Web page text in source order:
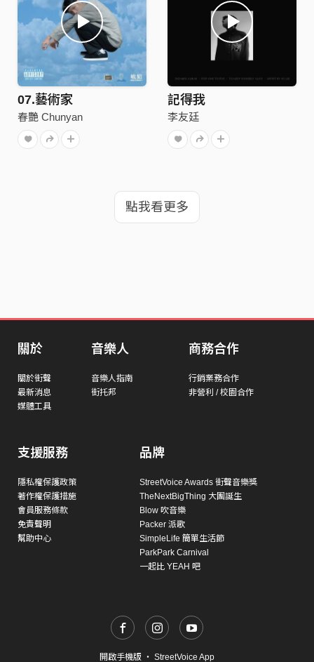
07.藝術家
春艷 Chunyan
記得我
李友廷
點我看更多
關於
關於街聲
最新消息
媒體工具
音樂人
音樂人指南
街托邦
商務合作
行銷業務合作
非營利 / 校園合作
支援服務
隱私權保護政策
著作權保護措施
會員服務條款
免責聲明
幫助中心
品牌
StreetVoice Awards 街聲音樂獎
TheNextBigThing 大團誕生
Blow 吹音樂
Packer 派歌
SimpleLife 簡單生活節
ParkPark Carnival
一起比 YEAH 吧
開啟手機版 ・ StreetVoice App